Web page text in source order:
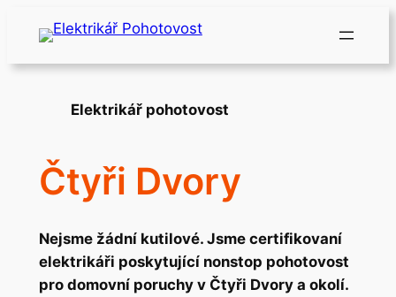
Přeskočit
obsah
Elektrikář pohotovost
Čtyři Dvory
Nejsme žádní kutilové. Jsme certifikovaní
elektrikáři poskytující nonstop pohotovost
pro domovní poruchy v Čtyři Dvory a okolí.